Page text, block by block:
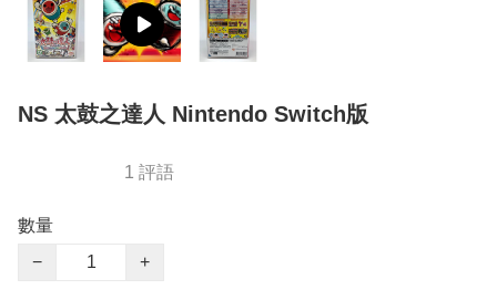
NS 太鼓之達人 Nintendo Switch版
1 評語
數量
−
+